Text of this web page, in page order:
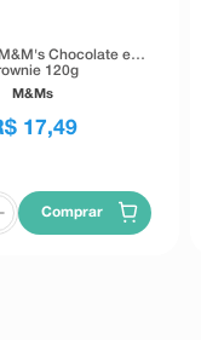
Chocolate e
120g
M&Ms
17,49
Comprar